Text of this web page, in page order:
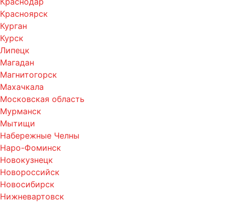
Красноярск
Курган
Курск
Липецк
Магадан
Магнитогорск
Махачкала
Московская область
Мурманск
Мытищи
Набережные Челны
Наро-Фоминск
Новокузнецк
Новороссийск
Новосибирск
Нижневартовск